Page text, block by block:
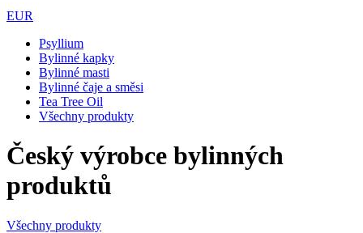
EUR
Psyllium
Bylinné kapky
Bylinné masti
Bylinné čaje a směsi
Tea Tree Oil
Všechny produkty
Český výrobce bylinných
produktů
Všechny produkty